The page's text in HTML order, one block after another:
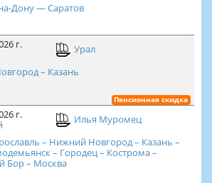
Дону — Саратов
г.
Урал
– Казань
Пенсионная скидка
г.
Илья Муромец
– Нижний Новгород – Казань –
– Городец – Кострома –
Бор – Москва